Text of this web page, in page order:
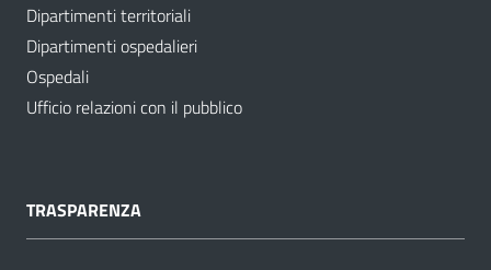
Dipartimenti territoriali
Dipartimenti ospedalieri
Ospedali
Ufficio relazioni con il pubblico
TRASPARENZA